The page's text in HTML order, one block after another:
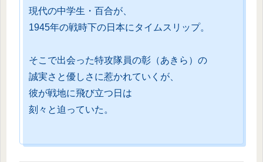
現代の中学生・百合が、
1945年の戦時下の日本にタイムスリップ。
そこで出会った特攻隊員の彰（あきら）の
誠実さと優しさに惹かれていくが、
彼が戦地に飛び立つ日は
刻々と迫っていた。